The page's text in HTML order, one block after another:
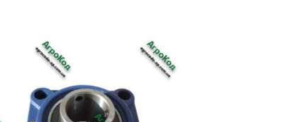
товар
имеет